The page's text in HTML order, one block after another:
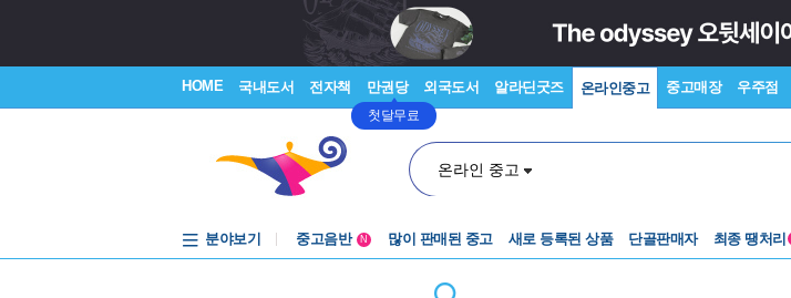
HOME 국내도서 전자책 만권당
첫달무료
외국도서 알라딘굿즈 온라인중고 중고매장 우주점
온라인 중고
분야보기
중고음반
N 많이 판매된 중고 새로 등록된 상품 단골판매자 최종 땡처리